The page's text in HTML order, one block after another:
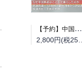
【予約】中国鉄道舞台裏（08/16頃発送予定）
2,800